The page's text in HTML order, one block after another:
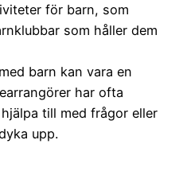
för barn, som
som håller dem
barn kan vara en
har ofta
till med frågor eller
upp.